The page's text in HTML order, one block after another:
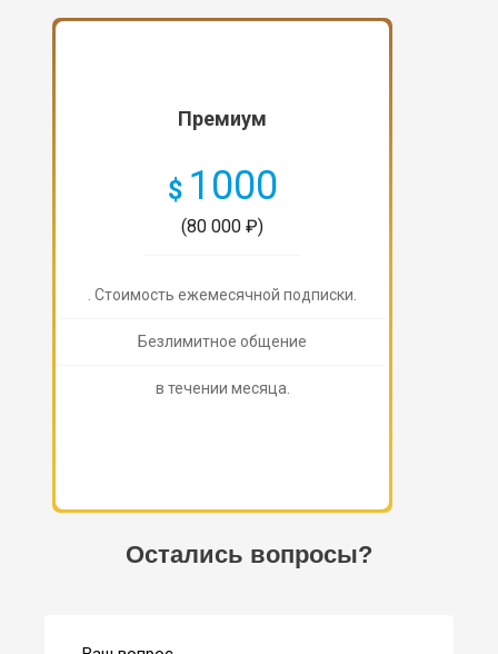
Премиум
$ 1000
(80 000 ₽)
. Стоимость ежемесячной подписки.
Безлимитное общение
в течении месяца.
Остались вопросы?